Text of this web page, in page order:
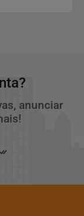
anunciar